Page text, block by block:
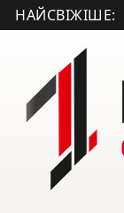
НАЙСВІЖІШЕ:
понад 9 млн грн